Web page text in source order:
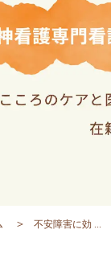
不安障害に効 ...